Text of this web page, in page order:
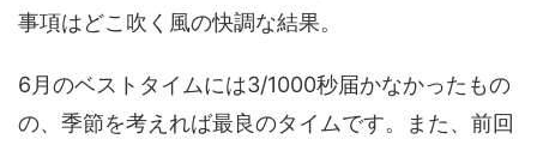
事項はどこ吹く風の快調な結果。
6月のベストタイムには3/1000秒届かなかったもの
の、季節を考えれば最良のタイムです。また、前回